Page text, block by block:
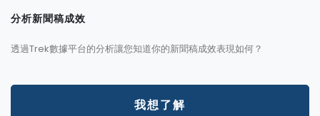
分析新聞稿成效
透過Trek數據平台的分析讓您知道你的新聞稿成效表現如何？
我想了解